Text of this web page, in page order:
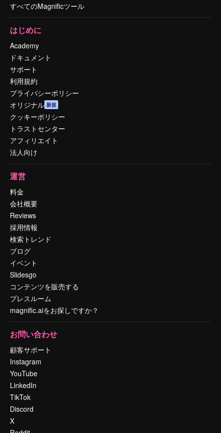
すべてのMagnificツール
はじめに
Academy
ドキュメント
サポート
利用規約
プライバシーポリシー
オリジナル 新規
クッキーポリシー
トラストセンター
アフィリエイト
法人向け
運営
料金
会社概要
Reviews
採用情報
検索トレンド
ブログ
イベント
Slidesgo
コンテンツを販売する
プレスルーム
magnific.aiをお探しですか？
お問い合わせ
顧客サポート
Instagram
YouTube
LinkedIn
TikTok
Discord
X